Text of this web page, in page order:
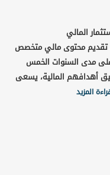
المالي
تقديم محتوى مالي متخصص
على مدى السنوات الخمس
أهدافهم المالية، يسعى
المزيد